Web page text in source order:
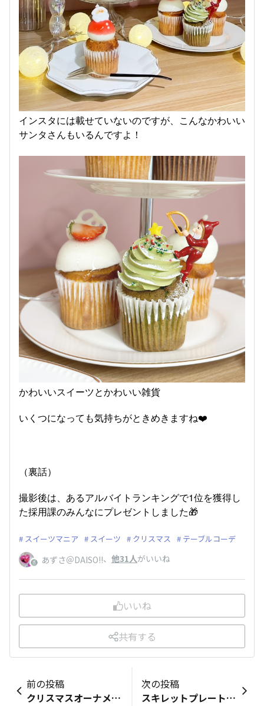
インスタには載せていないのですが、こんなかわいい
サンタさんもいるんですよ！
かわいいスイーツとかわいい雑貨
いくつになっても気持ちがときめきますね❤️
（裏話）
撮影後は、あるアルバイトランキングで1位を獲得し
た採用課のみんなにプレゼントしました🎁
スイーツマニア スイーツ クリスマス テーブルコーデ
あずさ＠DAISO!!、 他31人がいいね
いいね
共有する
前の投稿
クリスマスオーナメント
次の投稿
スキレットプレートを洗面台で使っています！